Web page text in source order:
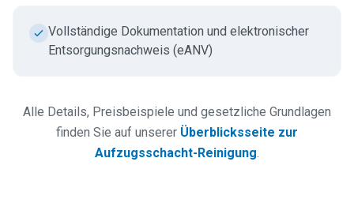
Vollständige Dokumentation und elektronischer
Entsorgungsnachweis (eANV)
Alle Details, Preisbeispiele und gesetzliche Grundlagen
finden Sie auf unserer Überblicksseite zur
Aufzugsschacht-Reinigung.